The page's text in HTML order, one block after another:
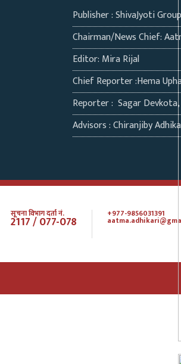
Publisher : ShivaJyoti
Chairman/News Chief:
Editor: Mira Rijal
Chief Reporter :Hema
Reporter : Sagar
Advisors : Chiranjiby
सूचना विभाग दर्ता नं.
2117 / 077-078 +977-9856031391